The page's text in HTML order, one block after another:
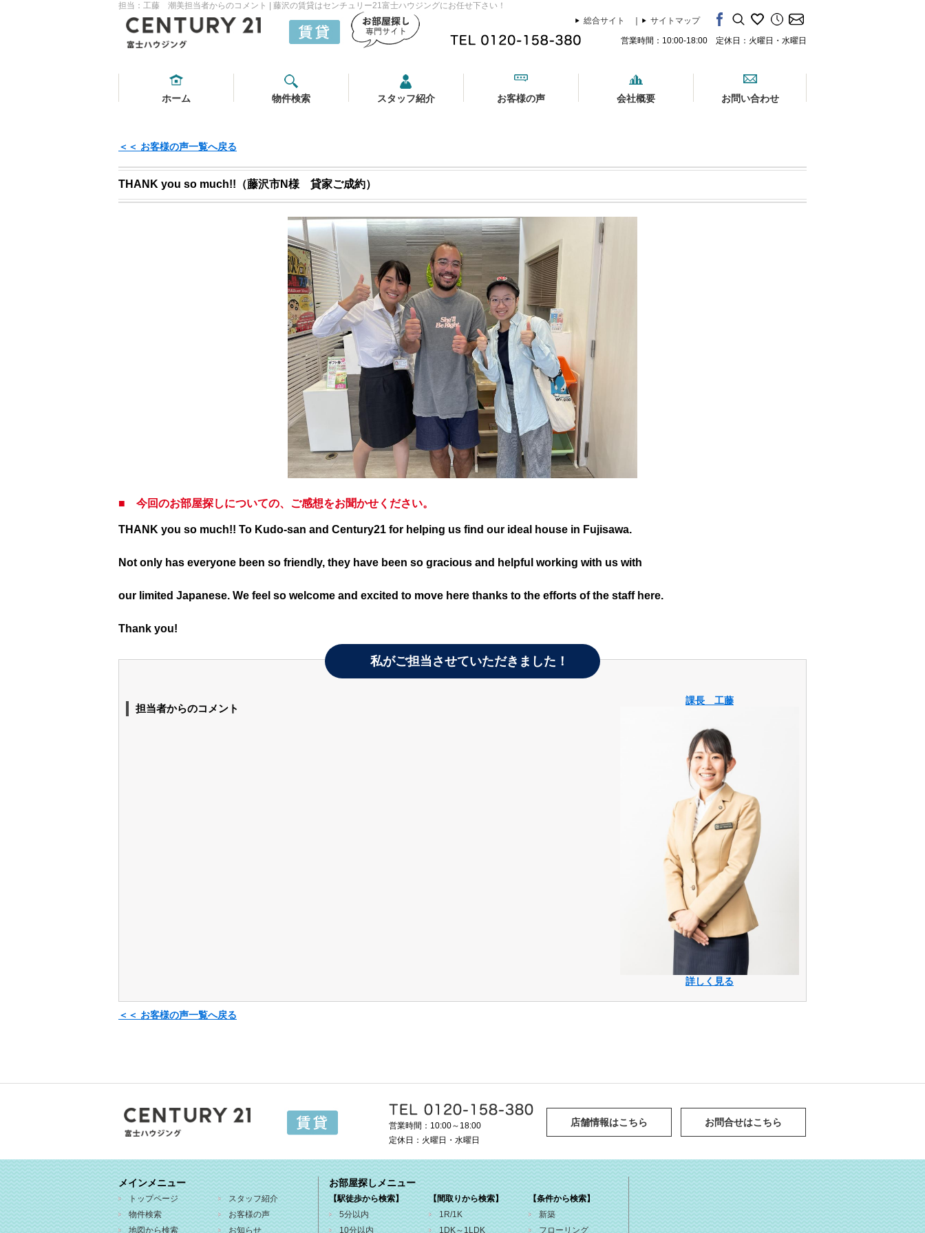
担当：工藤 潮美担当者からのコメント | 藤沢の賃貸はセンチュリー21富士ハウジングにお任せ下さい！
総合サイト
サイトマップ
営業時間：10:00-18:00 定休日：火曜日・水曜日
ホーム 物件検索 スタッフ紹介 お客様の声 会社概要 お問い合わせ
＜＜ お客様の声一覧へ戻る
THANK you so much!!（藤沢市N様 貸家ご成約）
■ 今回のお部屋探しについての、ご感想をお聞かせください。
THANK you so much!! To Kudo-san and Century21 for helping us find our ideal house in Fujisawa.
Not only has everyone been so friendly, they have been so gracious and helpful working with us with
our limited Japanese. We feel so welcome and excited to move here thanks to the efforts of the staff here.
Thank you!
私がご担当させていただきました！
担当者からのコメント
課長 工藤
詳しく見る
＜＜ お客様の声一覧へ戻る
営業時間：10:00～18:00
定休日：火曜日・水曜日
店舗情報はこちら お問合せはこちら
メインメニュー
トップページ
物件検索
地図から検索
スタッフ紹介
お客様の声
お知らせ
お部屋探しメニュー
【駅徒歩から検索】
5分以内
10分以内
【間取りから検索】
1R/1K
1DK～1LDK
【条件から検索】
新築
フローリング